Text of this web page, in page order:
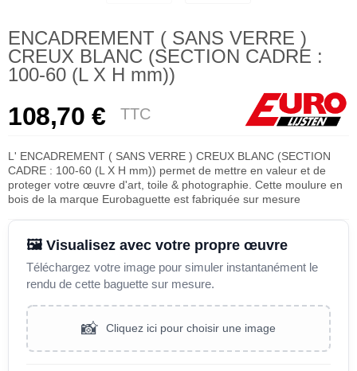
ENCADREMENT ( SANS VERRE )
CREUX BLANC (SECTION CADRE :
100-60 (L X H mm))
108,70 € TTC
L' ENCADREMENT ( SANS VERRE ) CREUX BLANC (SECTION
CADRE : 100-60 (L X H mm)) permet de mettre en valeur et de
proteger votre œuvre d'art, toile & photographie. Cette moulure en
bois de la marque Eurobaguette est fabriquée sur mesure
🖼️ Visualisez avec votre propre œuvre
Téléchargez votre image pour simuler instantanément le
rendu de cette baguette sur mesure.
📸 Cliquez ici pour choisir une image